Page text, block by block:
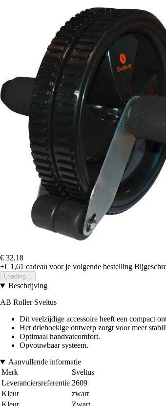
€ 32,18
+€ 1,61 cadeau voor je volgende bestelling
Loading...
Beschrijving
AB Roller Sveltus
Dit veelzijdige accessoire heeft een compact
Het driehoekige ontwerp zorgt voor meer
Optimaal handvatcomfort.
Opvouwbaar systeem.
Aanvullende informatie
Merk
Sveltus
Leveranciersreferentie 2609
Kleur
zwart